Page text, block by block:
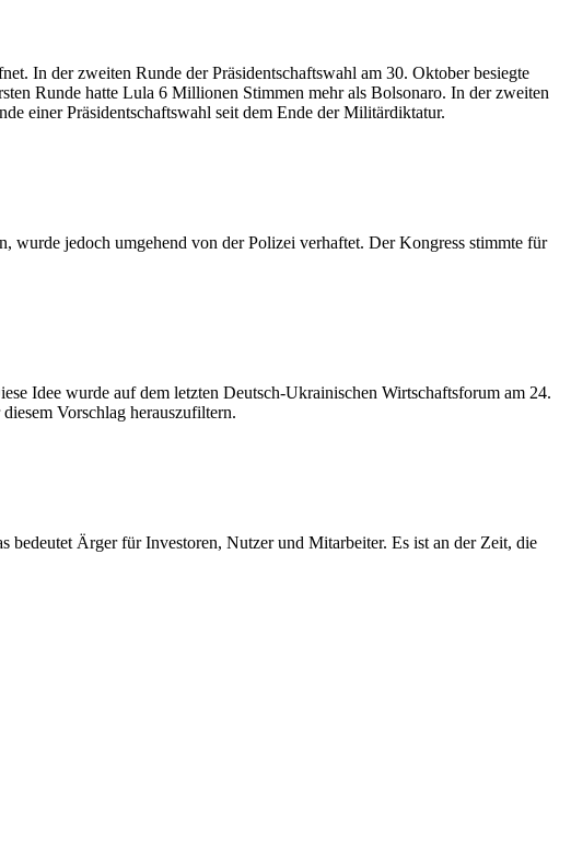
In der zweiten Runde der Präsidentschaftswahl am 30. Oktober besiegte
Runde hatte Lula 6 Millionen Stimmen mehr als Bolsonaro. In der zweiten
einer Präsidentschaftswahl seit dem Ende der Militärdiktatur.
wurde jedoch umgehend von der Polizei verhaftet. Der Kongress stimmte für
Idee wurde auf dem letzten Deutsch-Ukrainischen Wirtschaftsforum am 24.
Vorschlag herauszufiltern.
bedeutet Ärger für Investoren, Nutzer und Mitarbeiter. Es ist an der Zeit, die